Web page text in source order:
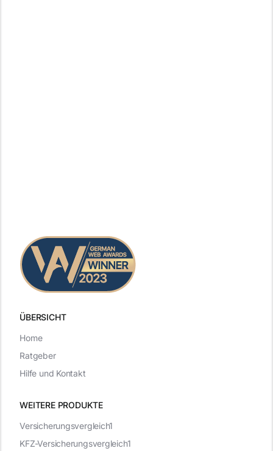
ÜBERSICHT
WEITERE PRODUKTE
Versicherungsvergleich1
KFZ-Versicherungsvergleich1
Home
Ratgeber
Hilfe und Kontakt